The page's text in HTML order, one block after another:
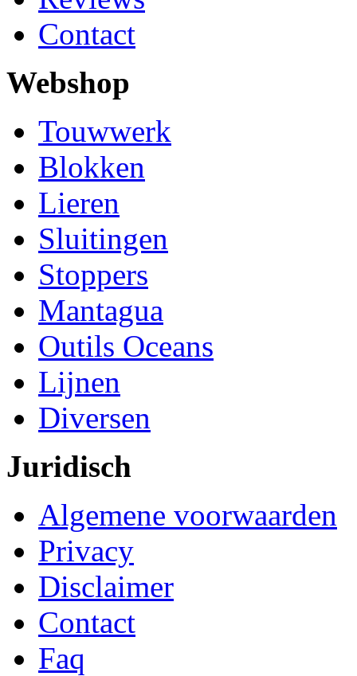
Contact
Webshop
Touwwerk
Blokken
Lieren
Sluitingen
Stoppers
Mantagua
Outils Oceans
Lijnen
Diversen
Juridisch
Algemene voorwaarden
Privacy
Disclaimer
Contact
Faq